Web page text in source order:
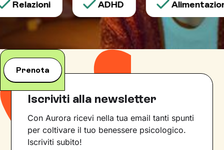
Relazioni ADHD Alimentazione
Prenota
Iscriviti alla newsletter
Con Aurora ricevi nella tua email tanti spunti
per coltivare il tuo benessere psicologico.
Iscriviti subito!